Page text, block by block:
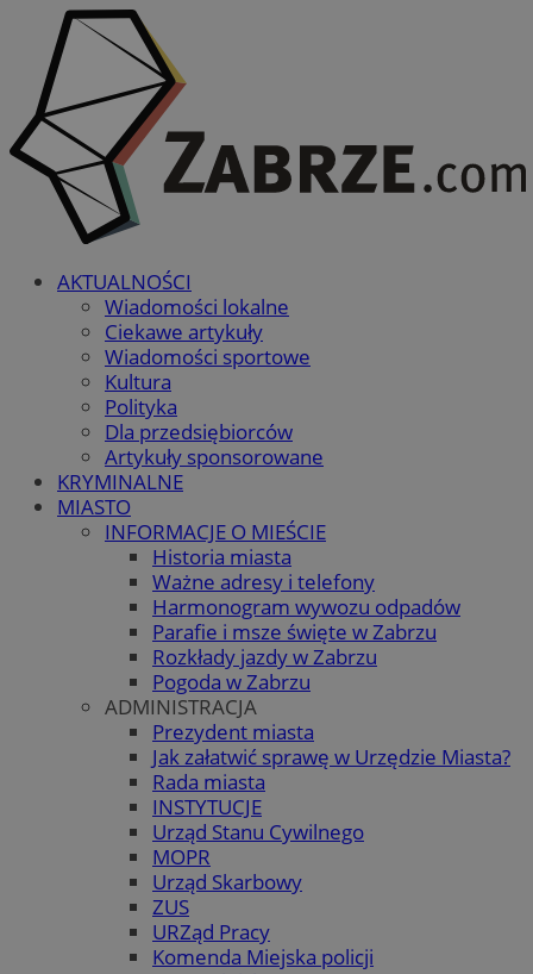
AKTUALNOŚCI
Wiadomości lokalne
Ciekawe artykuły
Wiadomości sportowe
Kultura
Polityka
Dla przedsiębiorców
Artykuły sponsorowane
KRYMINALNE
MIASTO
INFORMACJE O MIEŚCIE
Historia miasta
Ważne adresy i telefony
Harmonogram wywozu odpadów
Parafie i msze święte w Zabrzu
Rozkłady jazdy w Zabrzu
Pogoda w Zabrzu
ADMINISTRACJA
Prezydent miasta
Jak załatwić sprawę w Urzędzie Miasta?
Rada miasta
INSTYTUCJE
Urząd Stanu Cywilnego
MOPR
Urząd Skarbowy
ZUS
URZąd Pracy
Komenda Miejska policji